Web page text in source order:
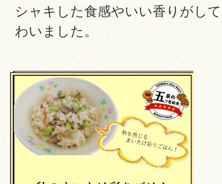
シャキした食感やいい香りがし
わいました。